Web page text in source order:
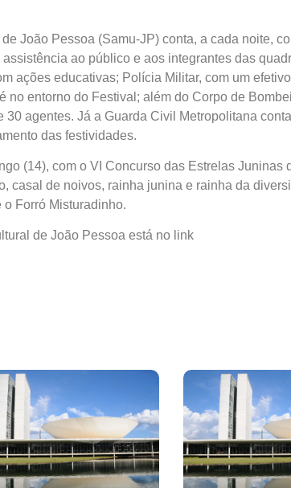
João Pessoa (Samu-JP) conta, a cada noite,
ao público e aos integrantes das
ações educativas; Polícia Militar, com um
no entorno do Festival; além do Corpo de
agentes. Já a Guarda Civil Metropolitana
das festividades.
(14), com o VI Concurso das Estrelas Juninas
casal de noivos, rainha junina e rainha da
Forró Misturadinho.
de João Pessoa está no link